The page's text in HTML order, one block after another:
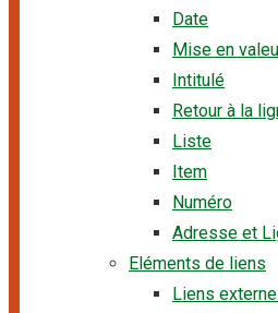
Date
Mise en
Intitulé
Retour à la
Liste
Item
Numéro
Adresse et
Eléments de liens
Liens